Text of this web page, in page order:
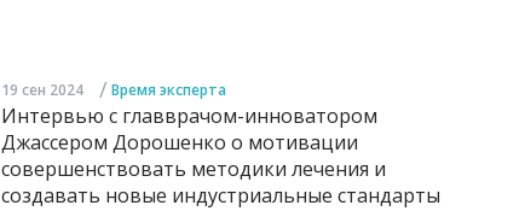
19 сен 2024 / Время эксперта
Интервью с главврачом-инноватором
Джассером Дорошенко о мотивации
совершенствовать методики лечения и
создавать новые индустриальные стандарты